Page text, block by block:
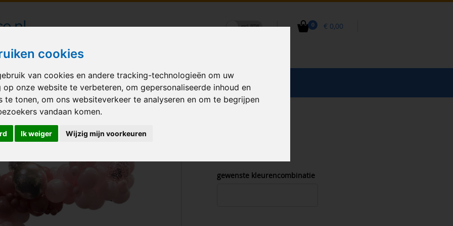
cookies
van cookies en andere tracking-technologieën om uw
op onze website te verbeteren, om gepersonaliseerde inhoud en
te tonen, om ons websiteverkeer te analyseren en om te begrijpen
vandaan komen.
Ik weiger Wijzig mijn voorkeuren
0 € 0,00
bezorgd in heel Nederland
arch colourblocks
BALLONNEN GELEGENHEID VERHUUR BEDRUKKEN ACCESSOIRES
gewenste kleurencombinatie